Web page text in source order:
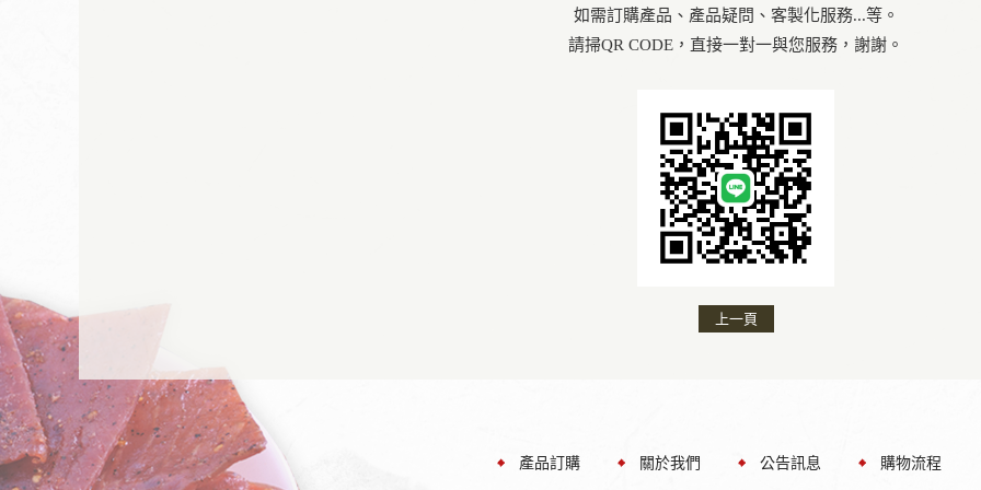
如需訂購產品、產品疑問、客製化服務...等。
請掃QR CODE，直接一對一與您服務，謝謝。
上一頁
產品訂購 關於我們 公告訊息 購物流程